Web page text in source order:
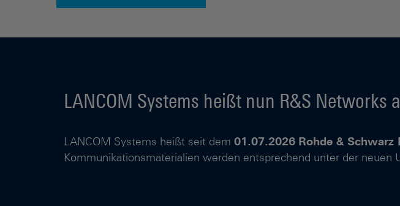
LANCOM Systems heißt nun R&S Networks
LANCOM Systems heißt seit dem 01.07.2026 Rohde &
Kommunikationsmaterialien werden entsprechend unter der neuen